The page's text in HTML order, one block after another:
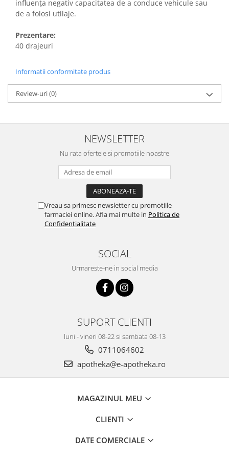
influența negativ capacitatea de a conduce vehicule sau
de a folosi utilaje.
Prezentare:
40 drajeuri
Informatii conformitate produs
Review-uri(0)
NEWSLETTER
Nu rata ofertele si promotiile noastre
Vreau sa primesc newsletter cu promotiile
farmaciei online. Afla mai multe in Politica de
Confidentialitate
SOCIAL
Urmareste-ne in social media
SUPORT CLIENTI
luni - vineri 08-22 si sambata 08-13
0711064602
apotheka@e-apotheka.ro
MAGAZINUL MEU
CLIENTI
DATE COMERCIALE